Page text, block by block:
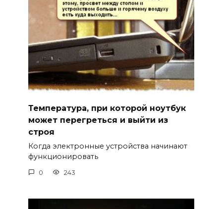
Температура, при которой ноутбук
может перегреться и выйти из
строя
Когда электронные устройства начинают
функционировать
0 243